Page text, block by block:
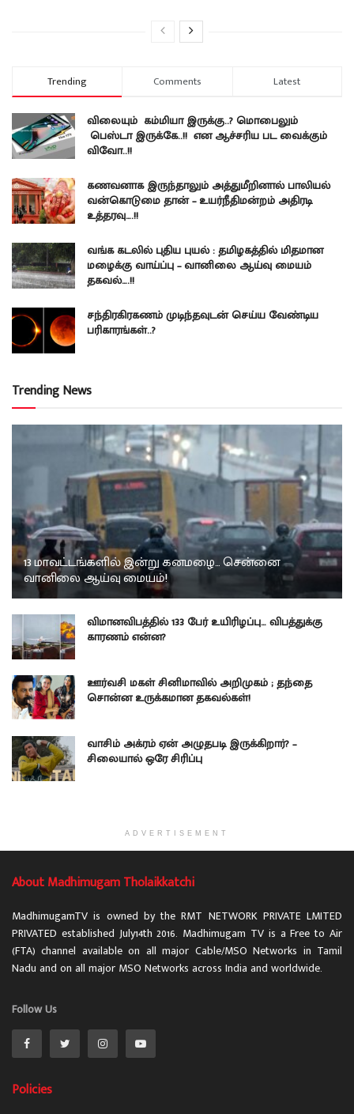
Trending Comments Latest
விலையும் கம்மியா இருக்கு..? மொபைலும்
பெஸ்டா இருக்கே..!! என ஆச்சரிய பட வைக்கும்
விவோ..!!
கணவனாக இருந்தாலும் அத்துமீறினால் பாலியல்
வன்கொடுமை தான் – உயர்நீதிமன்றம் அதிரடி
உத்தரவு….!!
வங்க கடலில் புதிய புயல் : தமிழகத்தில் மிதமான
மழைக்கு வாய்ப்பு – வானிலை ஆய்வு மையம்
தகவல்….!!
சந்திரகிரகணம் முடிந்தவுடன் செய்ய வேண்டிய
பரிகாரங்கள்..?
Trending News
13 மாவட்டங்களில் இன்று கனமழை… சென்னை
வானிலை ஆய்வு மையம்!
விமானவிபத்தில் 133 பேர் உயிரிழப்பு… விபத்துக்கு
காரணம் என்ன?
ஊர்வசி மகள் சினிமாவில் அறிமுகம் ; தந்தை
சொன்ன உருக்கமான தகவல்கள்!
வாசிம் அக்ரம் ஏன் அழுதபடி இருக்கிறார்? –
சிலையால் ஒரே சிரிப்பு
ADVERTISEMENT
About Madhimugam Tholaikkatchi
MadhimugamTV is owned by the RMT NETWORK PRIVATE LMITED
PRIVATED established July14th 2016. Madhimugam TV is a Free to Air
(FTA) channel available on all major Cable/MSO Networks in Tamil
Nadu and on all major MSO Networks across India and worldwide.
Follow Us
Policies